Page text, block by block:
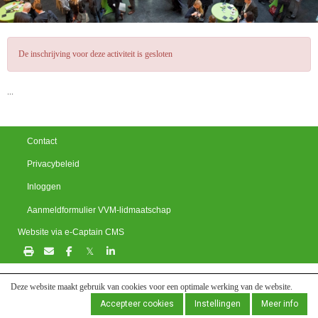
De inschrijving voor deze activiteit is gesloten
...
Contact
Privacybeleid
Inloggen
Aanmeldformulier VVM-lidmaatschap
Website via e-Captain CMS
𝕏
Deze website maakt gebruik van cookies voor een optimale werking van de website.
Accepteer cookies
Instellingen Meer info